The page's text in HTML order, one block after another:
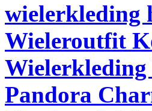
wielerkleding
Wieleroutfit
Pandora